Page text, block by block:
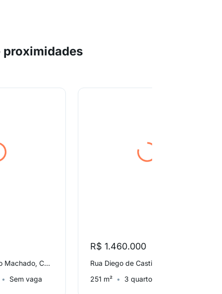
proximidades
Rua Capitão Otávio Machado, Chácara Santo Antônio (Zona Sul)
Sem vaga
R$ 1.460.000
251 m²
3 quartos